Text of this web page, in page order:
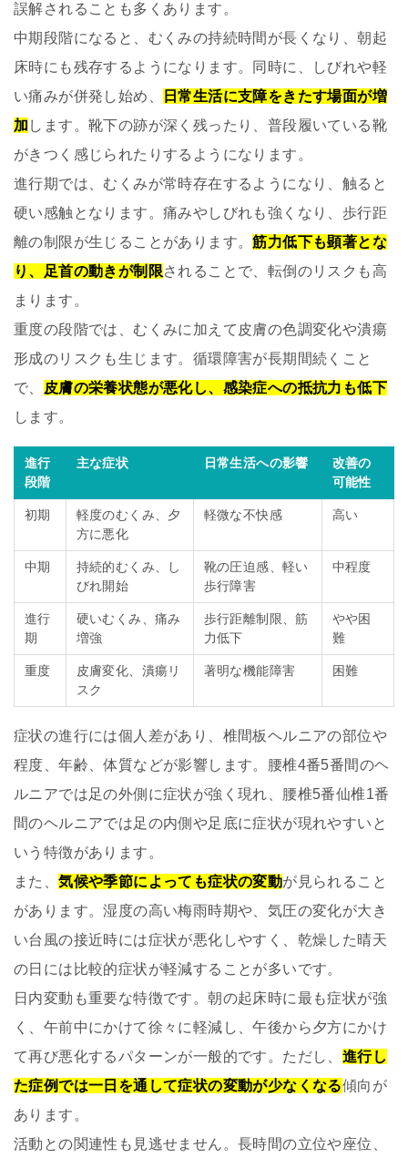
誤解されることも多くあります。
中期段階になると、むくみの持続時間が長くなり、朝起
床時にも残存するようになります。同時に、しびれや軽
い痛みが併発し始め、
日常生活に支障をきたす場面が増
加 します。靴下の跡が深く残ったり、普段履いている靴
がきつく感じられたりするようになります。
進行期では、むくみが常時存在するようになり、触ると
硬い感触となります。痛みやしびれも強くなり、歩行距
離の制限が生じることがあります。筋力低下も顕著とな
り、足首の動きが制限されることで、転倒のリスクも高
まります。
重度の段階では、むくみに加えて皮膚の色調変化や潰瘍
形成のリスクも生じます。循環障害が長期間続くこと
で、
皮膚の栄養状態が悪化し、感染症への抵抗力も低下
します。
進行
段階
主な症状 日常生活への影響
改善の
可能性
初期
軽度のむくみ、夕
方に悪化
軽微な不快感 高い
中期
持続的むくみ、し
びれ開始
靴の圧迫感、軽い
歩行障害
中程度
進行
期
硬いむくみ、痛み
増強
歩行距離制限、筋
力低下
やや困
難
重度
皮膚変化、潰瘍リ
スク
著明な機能障害 困難
症状の進行には個人差があり、椎間板ヘルニアの部位や
程度、年齢、体質などが影響します。腰椎4番5番間のヘ
ルニアでは足の外側に症状が強く現れ、腰椎5番仙椎1番
間のヘルニアでは足の内側や足底に症状が現れやすいと
いう特徴があります。
また、気候や季節によっても症状の変動が見られること
があります。湿度の高い梅雨時期や、気圧の変化が大き
い台風の接近時には症状が悪化しやすく、乾燥した晴天
の日には比較的症状が軽減することが多いです。
日内変動も重要な特徴です。朝の起床時に最も症状が強
く、午前中にかけて徐々に軽減し、午後から夕方にかけ
て再び悪化するパターンが一般的です。ただし、 進行し
た症例では一日を通して症状の変動が少なくなる傾向が
あります。
活動との関連性も見逃せません。長時間の立位や座位、